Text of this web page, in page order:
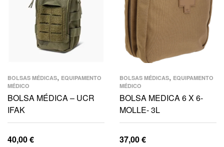
BOLSAS MÉDICAS, EQUIPAMENTO
MÉDICO
BOLSA MÉDICA – UCR
IFAK
40,00€
BOLSAS MÉDICAS, EQUIPAMENTO
MÉDICO
BOLSA MEDICA 6 X 6-
MOLLE- 3L
37,00€